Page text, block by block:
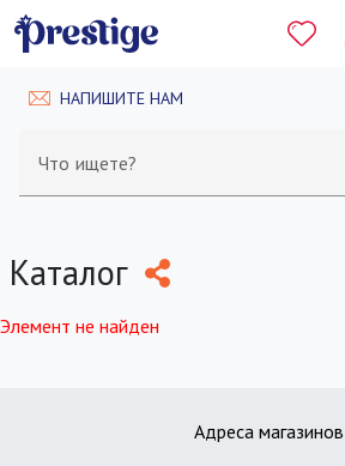
НАПИШИТЕ НАМ
Что ищете?
Каталог
Элемент не найден
Адреса магазинов